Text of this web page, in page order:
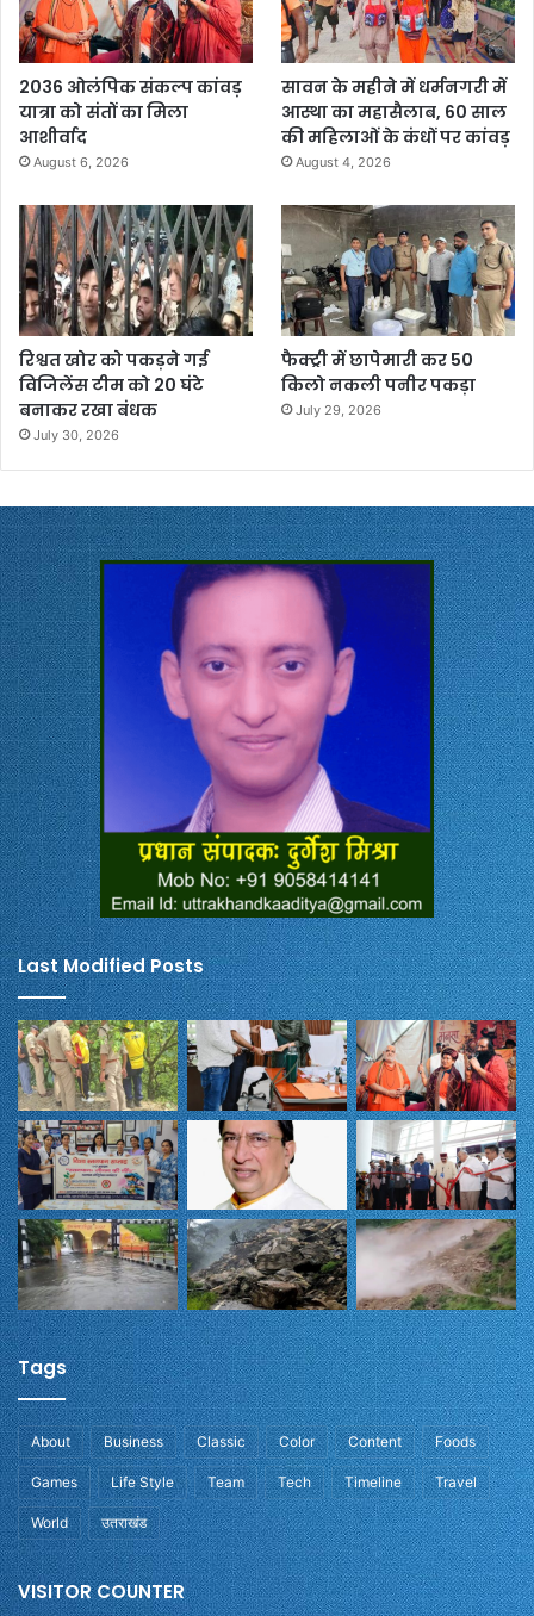
2036 ओलंपिक संकल्प कांवड़
यात्रा को संतों का मिला
आशीर्वाद
August 6, 2026
सावन के महीने में धर्मनगरी में
आस्था का महासैलाब, 60 साल
की महिलाओं के कंधों पर कांवड़
August 4, 2026
रिश्वत खोर को पकड़ने गई
विजिलेंस टीम को 20 घंटे
बनाकर रखा बंधक
July 30, 2026
फैक्ट्री में छापेमारी कर 50
किलो नकली पनीर पकड़ा
July 29, 2026
Last Modified Posts
Tags
About Business Classic Color Content Foods
Games Life Style Team Tech Timeline Travel
World उतराखंड
VISITOR COUNTER